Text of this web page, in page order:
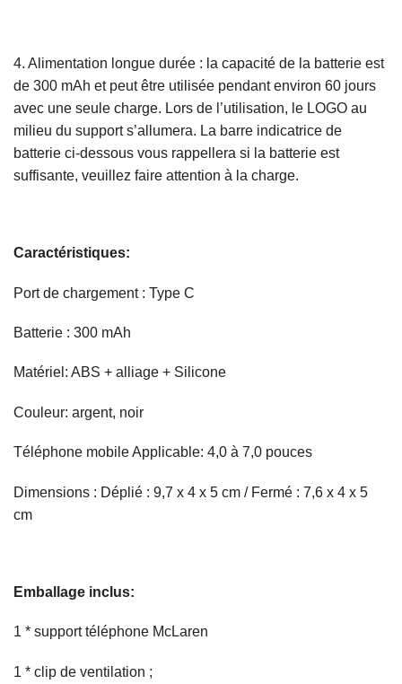
4. Alimentation longue durée : la capacité de la batterie est
de 300 mAh et peut être utilisée pendant environ 60 jours
avec une seule charge. Lors de l’utilisation, le LOGO au
milieu du support s’allumera. La barre indicatrice de
batterie ci-dessous vous rappellera si la batterie est
suffisante, veuillez faire attention à la charge.
Caractéristiques:
Port de chargement : Type C
Batterie : 300 mAh
Matériel: ABS + alliage + Silicone
Couleur: argent, noir
Téléphone mobile Applicable: 4,0 à 7,0 pouces
Dimensions : Déplié : 9,7 x 4 x 5 cm / Fermé : 7,6 x 4 x 5
cm
Emballage inclus:
1 * support téléphone McLaren
1 * clip de ventilation ;